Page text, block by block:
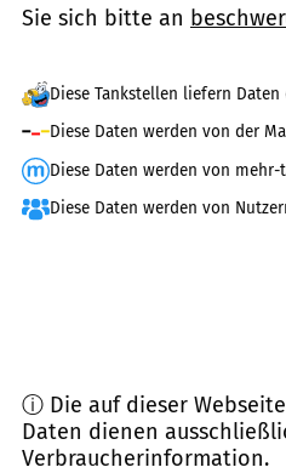
Sie sich bitte an
Diese Tankstellen liefern
Diese Daten werden von der
Diese Daten werden von
Diese Daten werden von
ⓘ Die auf dieser
Daten dienen
Verbraucherinformation.